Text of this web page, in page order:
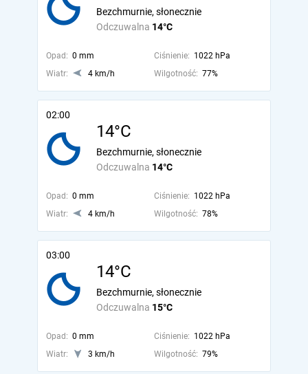
Odczuwalna 14°C
Bezchmurnie, słonecznie
Opad: 0 mm Ciśnienie: 1022 hPa
Wiatr:
4 km/h Wilgotność: 77%
02:00
14°C
Odczuwalna 14°C
Bezchmurnie, słonecznie
Opad: 0 mm Ciśnienie: 1022 hPa
Wiatr:
4 km/h Wilgotność: 78%
03:00
14°C
Odczuwalna 15°C
Bezchmurnie, słonecznie
Opad: 0 mm Ciśnienie: 1022 hPa
Wiatr:
3 km/h Wilgotność: 79%